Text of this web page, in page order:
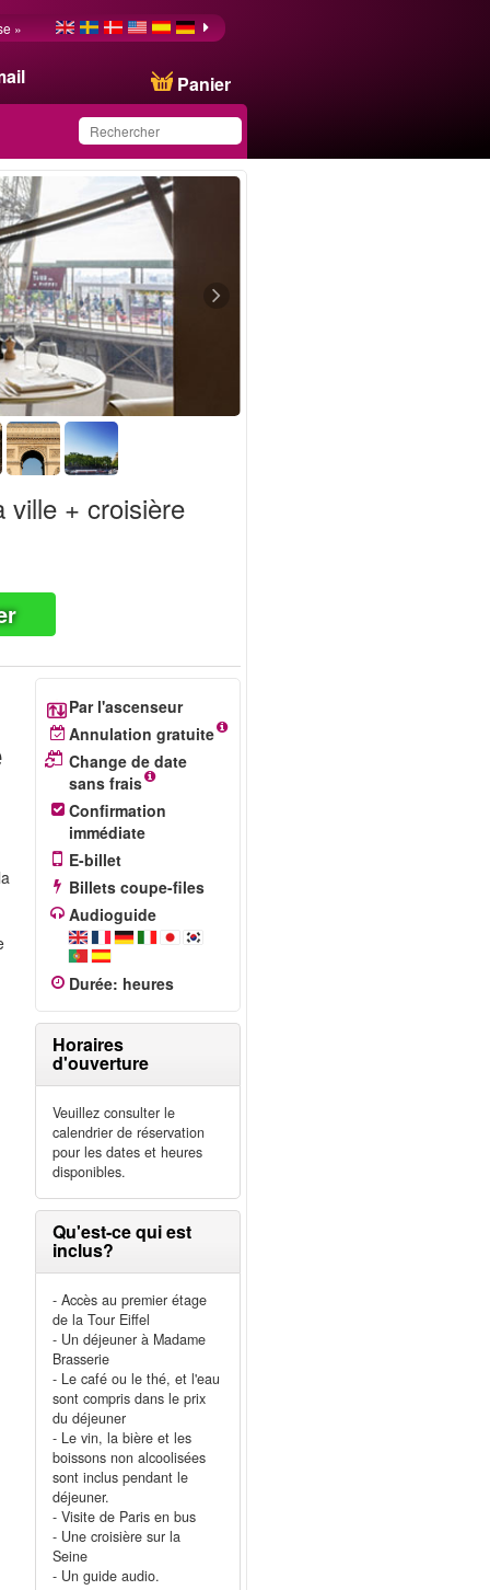
Panier
»
Ce produit a été
sauvegardé dans votre
ville + croisière
Par l'ascenseur
Annulation gratuite
Change de date
sans frais
Confirmation
immédiate
E-billet
Billets coupe-files
Audioguide
Durée: heures
Horaires
d'ouverture
Veuillez consulter le
calendrier de réservation
pour les dates et heures
disponibles.
Qu'est-ce qui est
inclus?
- Accès au premier étage
de la Tour Eiffel
- Un déjeuner à Madame
Brasserie
- Le café ou le thé, et l'eau
sont compris dans le prix
du déjeuner
- Le vin, la bière et les
boissons non alcoolisées
sont inclus pendant le
déjeuner.
- Visite de Paris en bus
- Une croisière sur la
Seine
- Un guide audio.